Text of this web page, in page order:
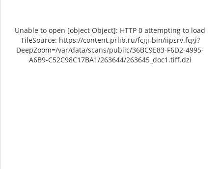
Unable to open [object Object]: HTTP 0 attempting to load
TileSource: https://content.prlib.ru/fcgi-bin/iipsrv.fcgi?
DeepZoom=/var/data/scans/public/36BC9E83-F6D2-4995-
A6B9-C52C98C17BA1/263644/263645_doc1.tiff.dzi